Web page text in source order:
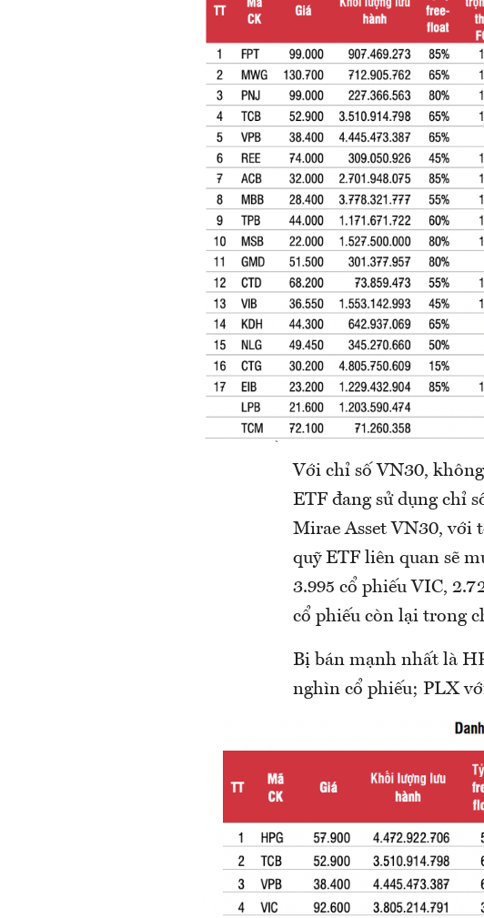
Với chỉ số VN30,
ETF đang sử dụng chỉ
Mirae Asset VN30, với
quỹ ETF liên quan sẽ
3.995 cổ phiếu VIC,
cổ phiếu còn lại trong
Bị bán mạnh nhất là
nghìn cổ phiếu; PLX